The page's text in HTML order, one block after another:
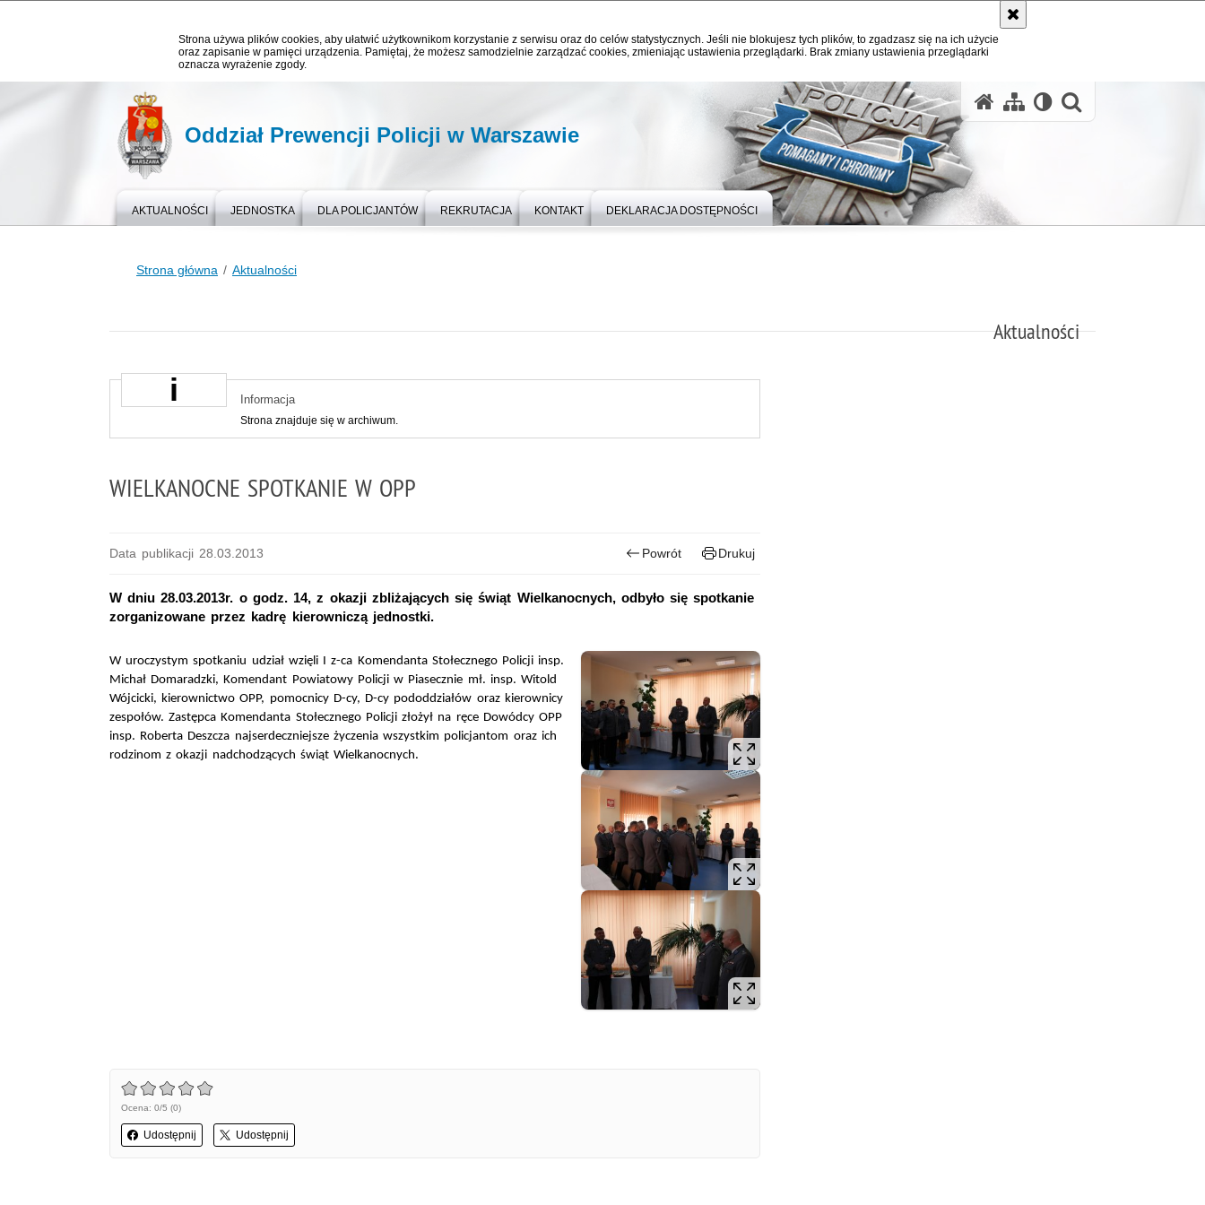
Strona używa plików cookies, aby ułatwić użytkownikom korzystanie z serwisu oraz do celów statystycznych. Jeśli nie blokujesz tych plików, to zgadzasz się na ich użycie
oraz zapisanie w pamięci urządzenia. Pamiętaj, że możesz samodzielnie zarządzać cookies, zmieniając ustawienia przeglądarki. Brak zmiany ustawienia przeglądarki
oznacza wyrażenie zgody.
Oddział Prewencji Policji w Warszawie
AKTUALNOŚCI JEDNOSTKA DLA POLICJANTÓW REKRUTACJA KONTAKT DEKLARACJA DOSTĘPNOŚCI
Strona główna Aktualności
Aktualności
Informacja
Strona znajduje się w archiwum.
WIELKANOCNE SPOTKANIE W OPP
Data publikacji 28.03.2013 Powrót Drukuj
W dniu 28.03.2013r. o godz. 14, z okazji zbliżających się świąt Wielkanocnych, odbyło się spotkanie
zorganizowane przez kadrę kierowniczą jednostki.
W uroczystym spotkaniu udział wzięli I z-ca Komendanta Stołecznego Policji insp.
Michał Domaradzki, Komendant Powiatowy Policji w Piasecznie mł. insp. Witold
Wójcicki, kierownictwo OPP, pomocnicy D-cy, D-cy pododdziałów oraz kierownicy
zespołów. Zastępca Komendanta Stołecznego Policji złożył na ręce Dowódcy OPP
insp. Roberta Deszcza najserdeczniejsze życzenia wszystkim policjantom oraz ich
rodzinom z okazji nadchodzących świąt Wielkanocnych.
Ocena: 0/5 (0)
Udostępnij Udostępnij